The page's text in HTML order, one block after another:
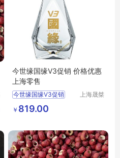
今世缘国缘V3促销 价格优惠
上海零售
今世缘国缘V3促销
价格优惠
上海零售
供应
食品生鲜
上海晟桀
￥ 819.00